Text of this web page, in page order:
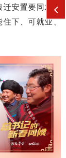
安置要同发展
下、可就业、